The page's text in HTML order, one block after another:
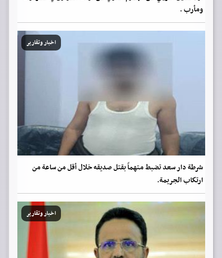
ومأرب .
اخبار وتقارير
شرطة دار سعد تضبط متهماً بقتل صديقه خلال أقل من ساعة من
ارتكاب الجريمة.
اخبار وتقارير